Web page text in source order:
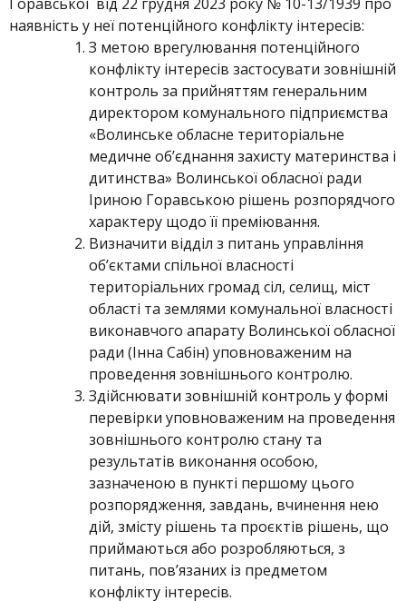
наявність у неї потенційного конфлікту інтересів:
З метою врегулювання потенційного
конфлікту інтересів застосувати зовнішній
контроль за прийняттям генеральним
директором комунального підприємства
«Волинське обласне територіальне
медичне об’єднання захисту материнства і
дитинства» Волинської обласної ради
Іриною Горавською рішень розпорядчого
характеру щодо її преміювання.
Визначити відділ з питань управління
об’єктами спільної власності
територіальних громад сіл, селищ, міст
області та землями комунальної власності
виконавчого апарату Волинської обласної
ради (Інна Сабін) уповноваженим на
проведення зовнішнього контролю.
Здійснювати зовнішній контроль у формі
перевірки уповноваженим на проведення
зовнішнього контролю стану та
результатів виконання особою,
зазначеною в пункті першому цього
розпорядження, завдань, вчинення нею
дій, змісту рішень та проєктів рішень, що
приймаються або розробляються, з
питань, пов’язаних із предметом
конфлікту інтересів.